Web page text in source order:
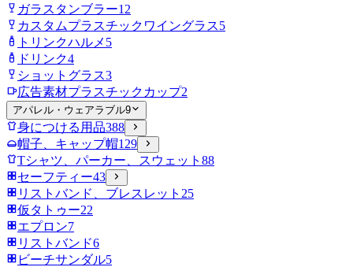
ガラスタンブラー12
カスタムプラスチックワイングラス5
トリンクハルメ 5
ドリンク4
ショットグラス3
広告素材プラスチックカップ2
アパレル・ウェアラブル9
身につける用品388
帽子、キャップ帽129
Tシャツ、パーカー、スウェット 88
セーフティー43
リストバンド、ブレスレット 25
仮タトゥー22
エプロン7
リストバンド6
ビーチサンダル5